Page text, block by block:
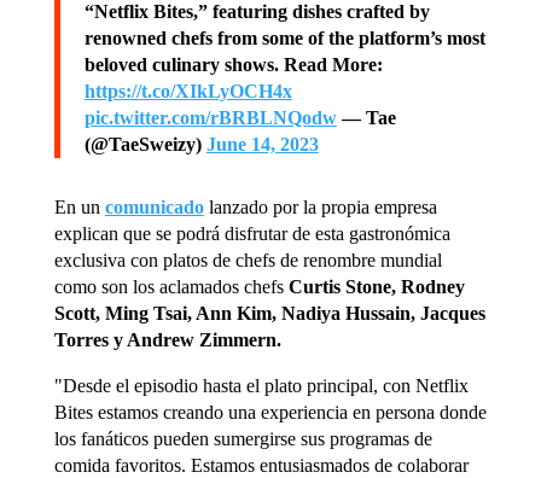
“Netflix Bites,” featuring dishes crafted by
renowned chefs from some of the platform’s most
beloved culinary shows. Read More:
https://t.co/XIkLyOCH4x
pic.twitter.com/rBRBLNQodw— Tae
(@TaeSweizy) June 14, 2023
En un comunicadolanzado por la propia empresa
explican que se podrá disfrutar de esta gastronómica
exclusiva con platos de chefs de renombre mundial
como son los aclamados chefsCurtis Stone, Rodney
Scott, Ming Tsai, Ann Kim, Nadiya Hussain, Jacques
Torres y Andrew Zimmern.
"Desde el episodio hasta el plato principal, con Netflix
Bites estamos creando una experiencia en persona donde
los fanáticos pueden sumergirse sus programas de
comida favoritos. Estamos entusiasmados de colaborar